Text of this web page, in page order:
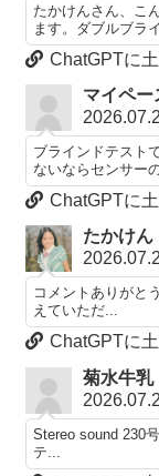
たかけんさん、こ
ます。ダブルブラ
ChatGPTに
マイペー
ブラインドテスト
ないならセンサー
ChatGPTに
たかけん
コメントありがと
えていただ...
ChatGPTに
菊水牛乳
Stereo sound 230
テ...